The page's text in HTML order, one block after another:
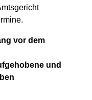
vor dem
und